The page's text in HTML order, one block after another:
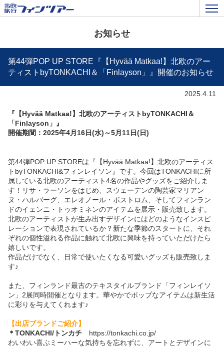
お知らせ
第44弾POP UP STORE『【Hyvää Matkaa!】北欧のアー
ティストbyTONKACHI＆「Finlayson」』開催のお知らせ
2025.4.11
『【Hyvää Matkaa!】北欧のアーティストbyTONKACHI＆
「Finlayson」』
開催期間：2025年4月16日(水)～5月11日(日)
第44弾POP UP STOREは『【Hyvää Matkaa!】 北欧のアーティス
トbyTONKACHI&フィンレイソン 』です。 今回はTONKACHIに所
属している北欧のアーティスト4名の作品やグッズをご紹介しま
す！ リサ・ラーソンをはじめ、スウェーデンの陶芸家マリアン
ヌ・ハルバーグ、エレオノール・ボストロム、そしてフィンラン
ドのイェンニ・トゥオミネンのアイテムを展示・販売致します。
北欧のアーティストが生み出すデザインにはどのようなインスピ
レーションで表現されているか？ 新たな季節のスタートに、それ
ぞれの個性溢れる作品に触れて北欧に興味を持っていただけたら
嬉しいです。
作品だけでなく、日常で使いたくなる可愛いグッズも販売致しま
す♪
また、フィンランド最古のテキスタイルブランド「フィンレイソ
ン」2展同時開催となります。華やかでポップなアイテムは新生活
に彩りを与えてくれます♪
【出店ブランドご紹介】
＊TONKACHI/トンカチ
https://tonkachi.co.jp/
わいわい喜ぶミーハーな気持ちを忘れずに、アートとデザインに